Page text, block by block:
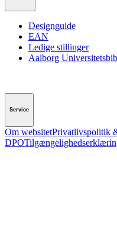
Designguide
EAN
Ledige stillinger
Aalborg
Service
Om websitetPrivatlivspolitik
DPO